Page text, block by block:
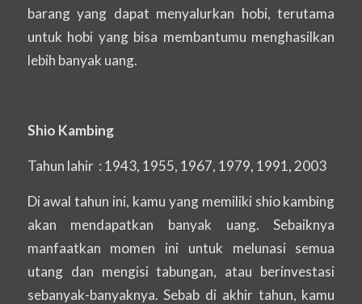
barang yang dapat menyalurkan hobi, terutama
untuk hobi yang bisa membantumu menghasilkan
lebih banyak uang.
Shio Kambing
Tahun lahir : 1943, 1955, 1967, 1979, 1991, 2003
Di awal tahun ini, kamu yang memiliki shio kambing
akan mendapatkan banyak uang. Sebaiknya
manfaatkan momen ini untuk melunasi semua
utang dan mengisi tabungan, atau berinvestasi
sebanyak-banyaknya. Sebab di akhir tahun, kamu